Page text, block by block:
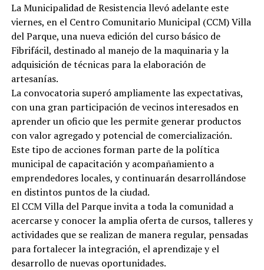
La Municipalidad de Resistencia llevó adelante este
viernes, en el Centro Comunitario Municipal (CCM) Villa
del Parque, una nueva edición del curso básico de
Fibrifácil, destinado al manejo de la maquinaria y la
adquisición de técnicas para la elaboración de
artesanías.
La convocatoria superó ampliamente las expectativas,
con una gran participación de vecinos interesados en
aprender un oficio que les permite generar productos
con valor agregado y potencial de comercialización.
Este tipo de acciones forman parte de la política
municipal de capacitación y acompañamiento a
emprendedores locales, y continuarán desarrollándose
en distintos puntos de la ciudad.
El CCM Villa del Parque invita a toda la comunidad a
acercarse y conocer la amplia oferta de cursos, talleres y
actividades que se realizan de manera regular, pensadas
para fortalecer la integración, el aprendizaje y el
desarrollo de nuevas oportunidades.